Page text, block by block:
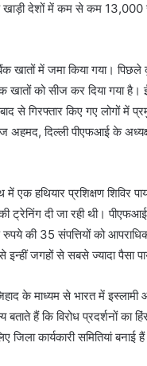
खाड़ी देशों में कम से कम
में जमा किया गया। पिछले
खातों को सीज कर दिया गया
से गिरफ्तार किए गए लोगों
दिल्ली पीएफआई के
हथियार प्रशिक्षण शिविर
ट्रेनिंग दी जा रही थी।
की 35 संपत्तियों को
जगहों से सबसे ज्यादा पैसा
के माध्यम से भारत में
हैं कि विरोध प्रदर्शनों का
जिला कार्यकारी समितियां बनाई